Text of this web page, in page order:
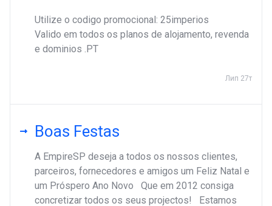
Utilize o codigo promocional: 25imperios
Valido em todos os planos de alojamento, revenda
e dominios .PT
Лип 27т
Boas Festas
A EmpireSP deseja a todos os nossos clientes,
parceiros, fornecedores e amigos um Feliz Natal e
um Próspero Ano Novo Que em 2012 consiga
concretizar todos os seus projectos! Estamos